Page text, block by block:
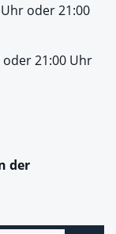
oder 21:00
21:00 Uhr
der